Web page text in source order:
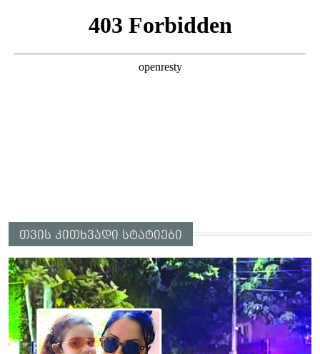
თვის კითხვადი სტატიები